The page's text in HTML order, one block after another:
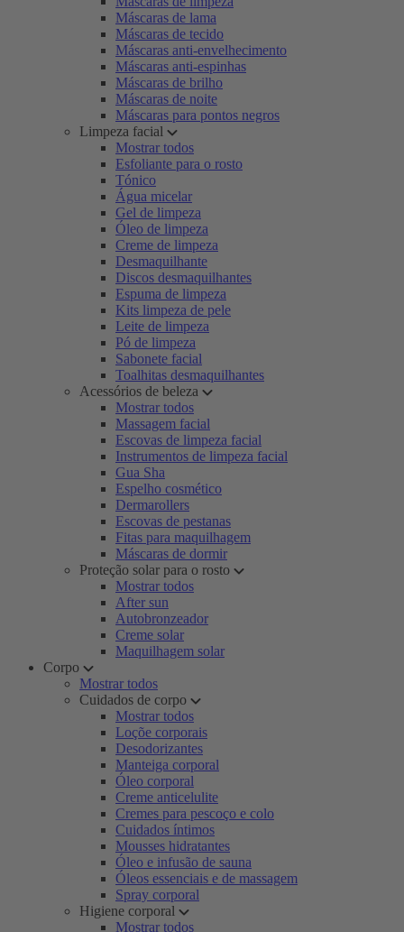
Máscaras de lama
Máscaras de tecido
Máscaras anti-envelhecimento
Máscaras anti-espinhas
Máscaras de brilho
Máscaras de noite
Máscaras para pontos negros
Limpeza facial
Mostrar todos
Esfoliante para o rosto
Tónico
Água micelar
Gel de limpeza
Óleo de limpeza
Creme de limpeza
Desmaquilhante
Discos desmaquilhantes
Espuma de limpeza
Kits limpeza de pele
Leite de limpeza
Pó de limpeza
Sabonete facial
Toalhitas desmaquilhantes
Acessórios de beleza
Mostrar todos
Massagem facial
Escovas de limpeza facial
Instrumentos de limpeza facial
Gua Sha
Espelho cosmético
Dermarollers
Escovas de pestanas
Fitas para maquilhagem
Máscaras de dormir
Proteção solar para o rosto
Mostrar todos
After sun
Autobronzeador
Creme solar
Maquilhagem solar
Corpo
Mostrar todos
Cuidados de corpo
Mostrar todos
Loçõe corporais
Desodorizantes
Manteiga corporal
Óleo corporal
Creme anticelulite
Cremes para pescoço e colo
Cuidados íntimos
Mousses hidratantes
Óleo e infusão de sauna
Óleos essenciais e de massagem
Spray corporal
Higiene corporal
Mostrar todos